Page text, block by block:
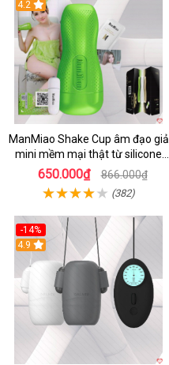
4.2
ManMiao Shake Cup âm đạo giả
mini mềm mại thật từ silicone
cao cấp
650.000₫ 866.000₫
(382)
-14%
4.9